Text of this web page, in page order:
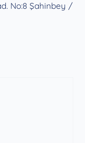
No:8 Şahinbey /